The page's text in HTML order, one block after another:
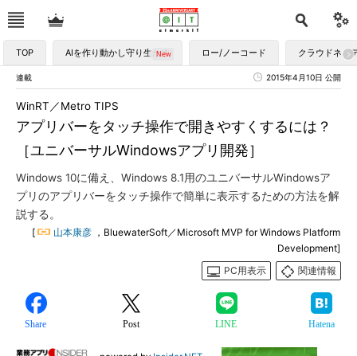
TOP AIを作り動かし守り生かす ロー/ノーコード クラウドネイ
連載 2015年4月10日 公開
アプリバーをタッチ操作で開きやすくするには？
［ユニバーサルWindowsアプリ開発］
WinRT／Metro TIPS
Windows 10に備え、Windows 8.1用のユニバーサルWindowsア
プリのアプリバーをタッチ操作で簡単に表示するための方法を解
説する。
[ 山本康彦 ，BluewaterSoft／Microsoft MVP for Windows Platform
Development]
PC用表示
関連情報
Share Post LINE Hatena